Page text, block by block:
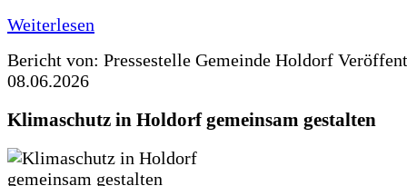
Weiterlesen
Bericht von: Pressestelle Gemeinde Holdorf
08.06.2026
Klimaschutz in Holdorf gemeinsam gestalten